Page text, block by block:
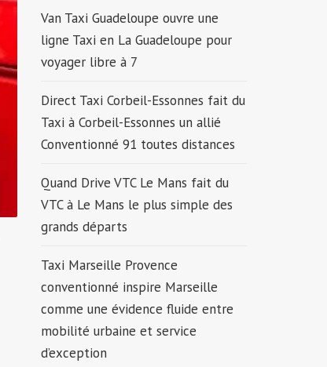
Van Taxi Guadeloupe ouvre une
ligne Taxi en La Guadeloupe pour
voyager libre à 7
Direct Taxi Corbeil-Essonnes fait du
Taxi à Corbeil-Essonnes un allié
Conventionné 91 toutes distances
Quand Drive VTC Le Mans fait du
VTC à Le Mans le plus simple des
grands départs
Taxi Marseille Provence
conventionné inspire Marseille
comme une évidence fluide entre
mobilité urbaine et service
d’exception